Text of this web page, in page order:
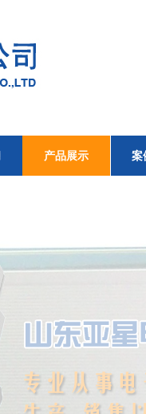
产品展示 案